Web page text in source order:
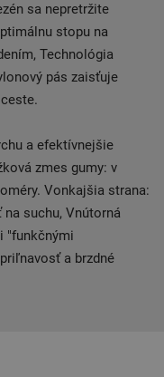
sa nepretržite
stopu na
Technológia
pás zaisťuje
a efektívnejšie
zmes gumy: v
Vonkajšia strana:
suchu, Vnútorná
"funkčnými
a brzdné